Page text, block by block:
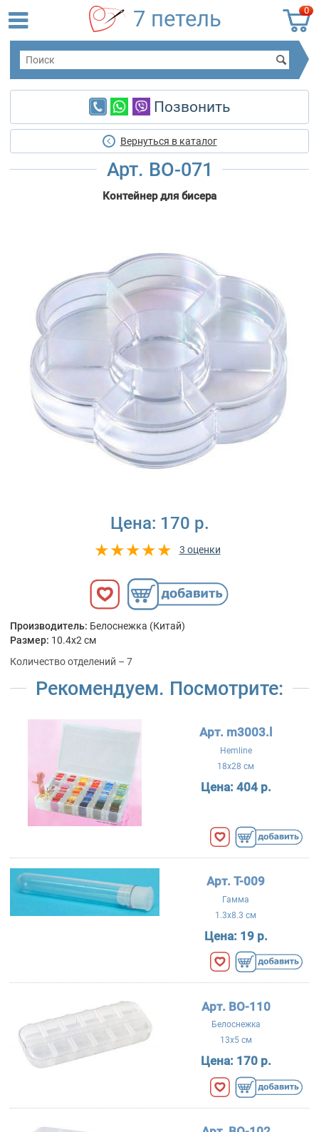
0
7 петель
Позвонить
Вернуться в каталог
Арт. BO-071
Контейнер для бисера
Цена: 170 р.
3 оценки
Производитель: Белоснежка (Китай)
Размер: 10.4x2 см
Количество отделений – 7
Рекомендуем. Посмотрите:
Арт. m3003.l
Hemline
18x28 см
Цена: 404 р.
Арт. T-009
Гамма
1.3x8.3 см
Цена: 19 р.
Арт. BO-110
Белоснежка
13x5 см
Цена: 170 р.